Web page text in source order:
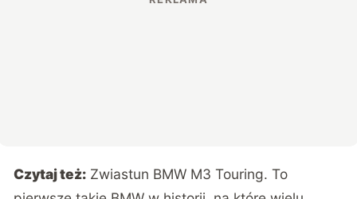
Czytaj też: Zwiastun BMW M3 Touring. To